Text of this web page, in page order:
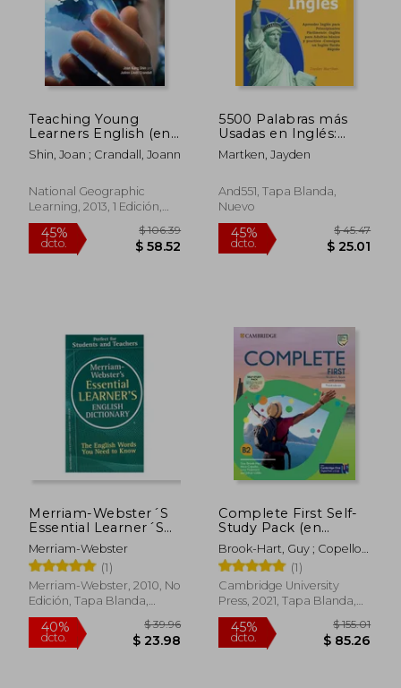
45%
dcto. $ 51.96
45%
dcto.
45%
dcto.
40%
dcto.
Teaching Young
Learners English (en
Inglés)
Shin, Joan ; Crandall, Joann
National Geographic
Learning, 2013, 1 Edición,
Tapa Blanda, Nuevo
5500 Palabras más
Usadas en Inglés:
Aprender Inglés para
Principiantes
para Adultos Básico y
Practico - Consigue
Martken, Jayden
And551, Tapa Blanda,
Nuevo
Merriam-Webster´S
Essential Learner´S
English Dictionary (en
Inglés)
Merriam-Webster
(1)
Merriam-Webster, 2010, No
Edición, Tapa Blanda,
Nuevo
Complete First Self-
Study Pack (en
Inglés)
Brook-Hart, Guy ; Copello,
Alice ; Passmore, Lucy
(1)
Cambridge University
Press, 2021, Tapa Blanda,
Nuevo